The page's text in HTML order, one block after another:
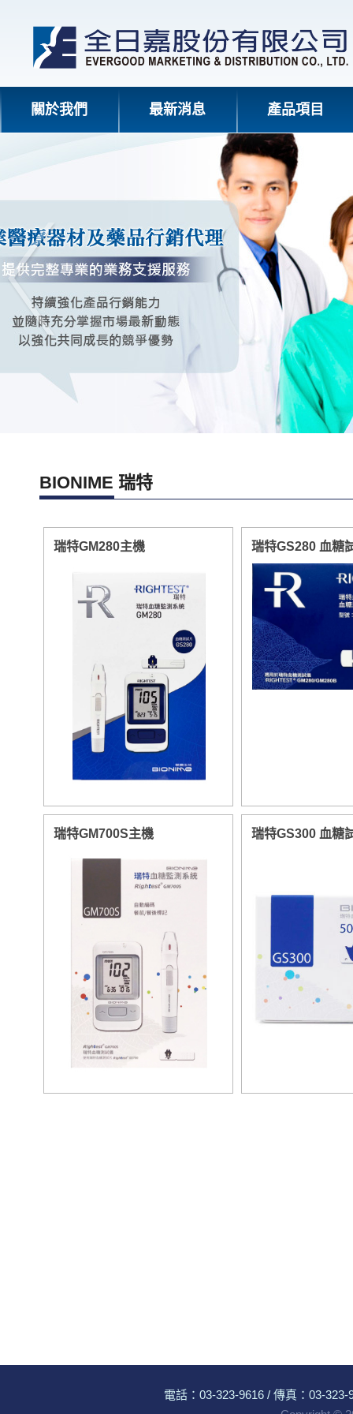
關於我們 最新消息 產品項目
BIONIME 瑞特
瑞特GM280主機 瑞特GS280 血糖
瑞特GM700S主機 瑞特GS300 血糖
電話： 03-323-9616 / 傳真：03-323-